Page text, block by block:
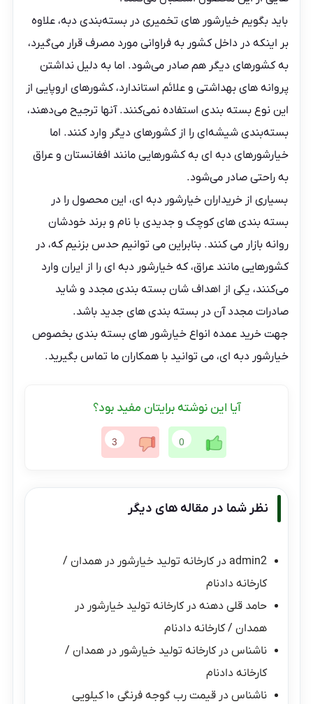
باید بگویم خیارشور های تخمیری در بسته‌بندی دبه، علاوه
بر اینکه در داخل کشور به فراوانی مورد مصرف قرار می‌گیرد،
به کشورهای دیگر هم صادر می‌شود. اما به دلیل نداشتن
پروانه های بهداشتی و علائم استاندارد، کشورهای اروپایی از
این نوع بسته بندی استفاده نمی‌کنند. آنها ترجیح می‌دهند،
بسته‌بندی شیشه‌ای را از کشورهای دیگر وارد کنند. اما
خیارشورهای دبه ای به کشورهایی مانند افغانستان و عراق
به راحتی صادر می‌شود.
بسیاری از خریداران خیارشور دبه ای، این محصول را در
بسته بندی های کوچک و جدیدی با نام و برند خودشان
روانه بازار می کنند. بنابراین می توانیم حدس بزنیم که، در
کشورهایی مانند عراق، که خیارشور دبه ای را از ایران وارد
می‌کنند، یکی از اهداف شان بسته بندی مجدد و شاید
صادرات مجدد آن در بسته بندی های جدید باشد.
جهت خرید عمده انواع خیارشور های بسته بندی بخصوص
خیارشور دبه ای، می توانید با همکاران ما تماس بگیرید.
آیا این نوشته برایتان مفید بود؟
0
3
نظر شما در مقاله های دیگر
admin2 درکارخانه تولید خیارشور در همدان /
کارخانه دادنام
حامد قلی دهنه درکارخانه تولید خیارشور در
همدان / کارخانه دادنام
ناشناس درکارخانه تولید خیارشور در همدان /
کارخانه دادنام
ناشناس درقیمت رب گوجه فرنگی ۱۰ کیلویی